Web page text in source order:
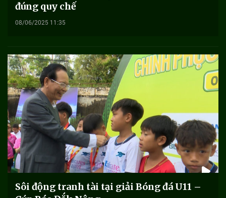
đúng quy chế
08/06/2025 11:35
Sôi động tranh tài tại giải Bóng đá U11 –